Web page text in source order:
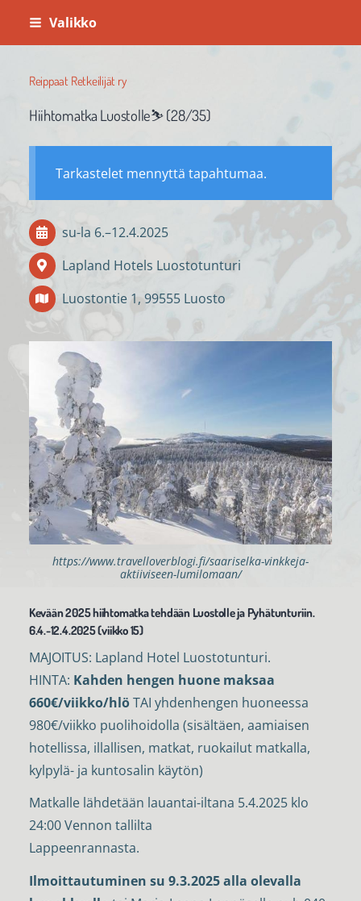
Siirry
sivun
Valikko
Reippaat Retkeilijät ry
Hiihtomatka Luostolle⛷️ (28/35)
Tarkastelet mennyttä tapahtumaa.
su-la 6.–12.4.2025
Lapland Hotels Luostotunturi
Luostontie 1, 99555 Luosto
https://www.travelloverblogi.fi/saariselka-vinkkeja-
aktiiviseen-lumilomaan/
Kevään 2025 hiihtomatka tehdään Luostolle ja Pyhätunturiin.
6.4.-12.4.2025 (viikko 15)
MAJOITUS: Lapland Hotel Luostotunturi.
HINTA: Kahden hengen huone maksaa
660€/viikko/hlöTAI yhdenhengen huoneessa
980€/viikko puolihoidolla (sisältäen, aamiaisen
hotellissa, illallisen, matkat, ruokailut matkalla,
kylpylä- ja kuntosalin käytön)
Matkalle lähdetään lauantai-iltana 5.4.2025 klo
24:00 Vennon tallilta
Lappeenrannasta.
Ilmoittautuminen su 9.3.2025 alla olevalla